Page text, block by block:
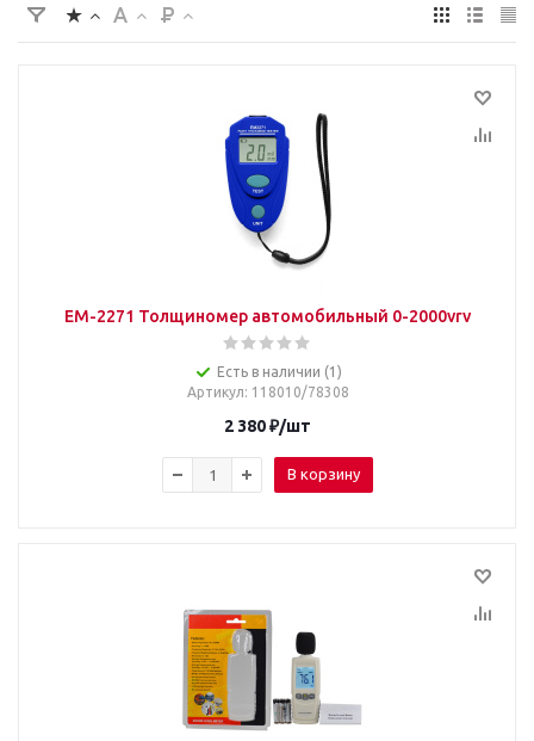
EM-2271 Толщиномер автомобильный 0-2000vrv
Есть в наличии (1)
Артикул: 118010/78308
2 380₽/шт
В корзину